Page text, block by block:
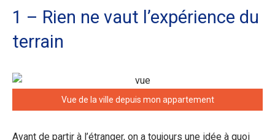
1 – Rien ne vaut l’expérience du
terrain
Vue de la ville depuis mon appartement
Avant de partir à l’étranger, on a toujours une idée à quoi